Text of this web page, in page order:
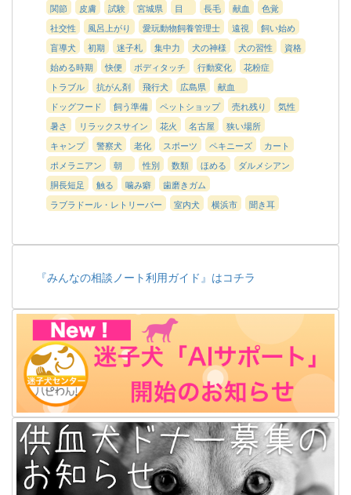
関節 皮膚 試験 宮城県 目 長毛 献血
色覚
社交性
風呂上がり 愛玩動物飼養管理士 遠視
飼い始め
盲導犬
初期 迷子札 集中力 犬の神様 犬の習性
資格
始める時期
快便 ボディタッチ 行動変化
花粉症
トラブル
抗がん剤 飛行犬 広島県
献血
ドッグフード
飼う準備 ペットショップ 売れ残り
気性
暑さ
リラックスサイン 花火 名古屋
狭い場所
キャンプ
警察犬 老化 スポーツ ペキニーズ
カート
ポメラニアン
朝 性別 数類 ほめる
ダルメシアン
胴長短足
触る 噛み癖
歯磨きガム
ラブラドール・レトリーバー
室内犬 横浜市 聞き耳
『みんなの相談ノート利用ガイド』はコチラ